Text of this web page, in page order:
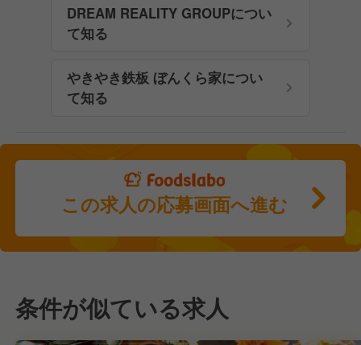
DREAM REALITY GROUPについ
て知る
やきやき鉄板 ぼんくら家につい
て知る
この求人の応募画面へ進む
条件が似ている求人